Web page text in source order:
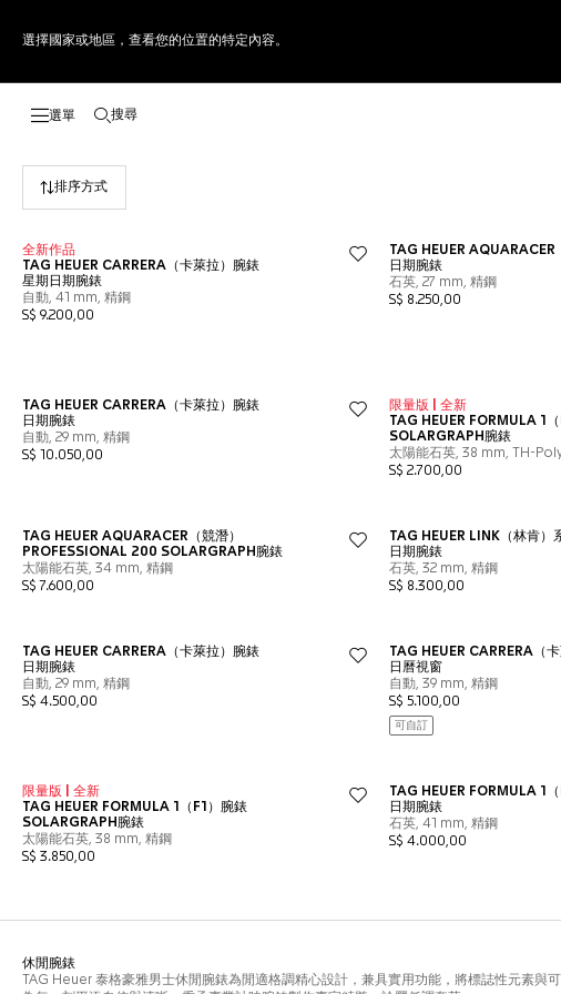
選擇國家或地區，查看您的位置的特定內容。
開啟搜尋
搜尋